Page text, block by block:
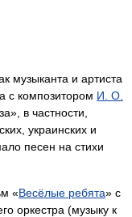
музыканта и артиста
с композитором И. О.
в частности,
украинских и
песен на стихи
«Весёлые ребята» с
оркестра (музыку к